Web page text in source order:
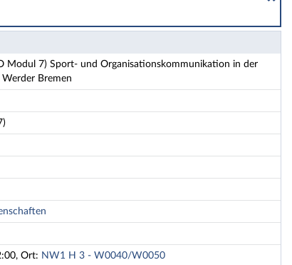
Modul 7) Sport- und Organisationskommunikation in der
Werder Bremen
Ort: NW1 H 3 - W0040/W0050